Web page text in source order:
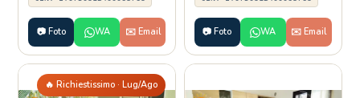
📷 Foto WA ✉️ Email 📷 Foto WA ✉️ Email
🔥 Richiestissimo · Lug/Ago